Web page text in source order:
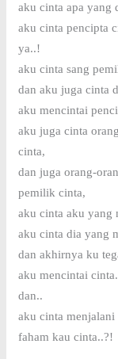
aku cinta apa yang
aku cinta pencipta
ya..!
aku cinta sang
dan aku juga cinta
aku mencintai
aku juga cinta
cinta,
dan juga orang-
pemilik cinta,
aku cinta aku yang
aku cinta dia yang
dan akhirnya ku
aku mencintai
dan..
aku cinta
faham kau cinta..?!